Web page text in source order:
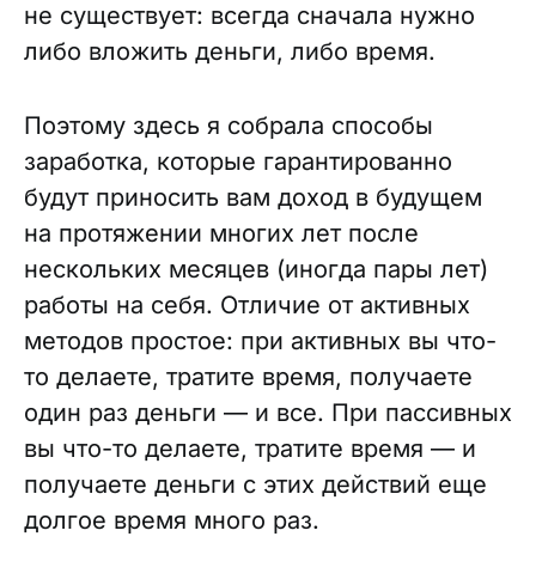
не существует: всегда сначала нужно
либо вложить деньги, либо время.
Поэтому здесь я собрала способы
заработка, которые гарантированно
будут приносить вам доход в будущем
на протяжении многих лет после
нескольких месяцев (иногда пары лет)
работы на себя. Отличие от активных
методов простое: при активных вы что-
то делаете, тратите время, получаете
один раз деньги — и все. При пассивных
вы что-то делаете, тратите время — и
получаете деньги с этих действий еще
долгое время много раз.